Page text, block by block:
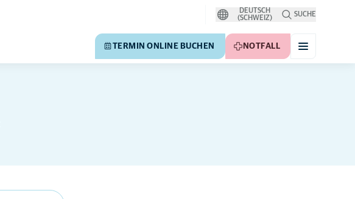
DEUTSCH
(SCHWEIZ)
SUCHE
TERMIN ONLINE BUCHEN NOTFALL